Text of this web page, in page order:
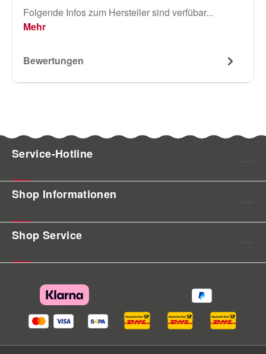
Folgende Infos zum Hersteller sind verfübar...
Mehr
Bewertungen
Service-Hotline
Shop Informationen
Shop Service